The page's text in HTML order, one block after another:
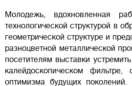
Молодежь, вдохновленная
технологической структурой в
геометрической структуре и
разноцветной металлической
посетителям выставки
калейдоскопическом
оптимизма будущих